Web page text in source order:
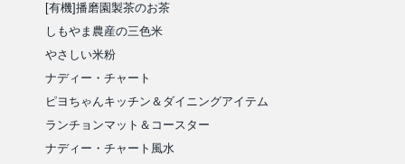
[有機]播磨園製茶のお茶
しもやま農産の三色米
やさしい米粉
ナディー・チャート
ピヨちゃんキッチン＆ダイニングアイテム
ランチョンマット＆コースター
ナディー・チャート風水